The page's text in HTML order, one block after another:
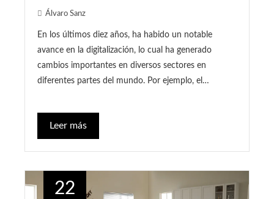
Álvaro Sanz
En los últimos diez años, ha habido un notable
avance en la digitalización, lo cual ha generado
cambios importantes en diversos sectores en
diferentes partes del mundo. Por ejemplo, el…
Leer más
22